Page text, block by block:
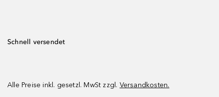
Schnell versendet
Alle Preise inkl. gesetzl. MwSt zzgl. Versandkosten.